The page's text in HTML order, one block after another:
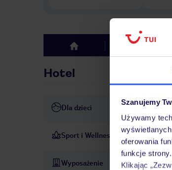
Szanujemy
Używamy
oferowania
funkcje strony.
Klikając
top Hotel
Hotel
Dla dzieci basen dla
Sport i Wellness
Wyposażenie Parking